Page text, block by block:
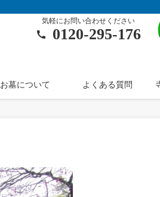
お墓について よくある質問
気軽にお問い合わせください
0120‐295‐176